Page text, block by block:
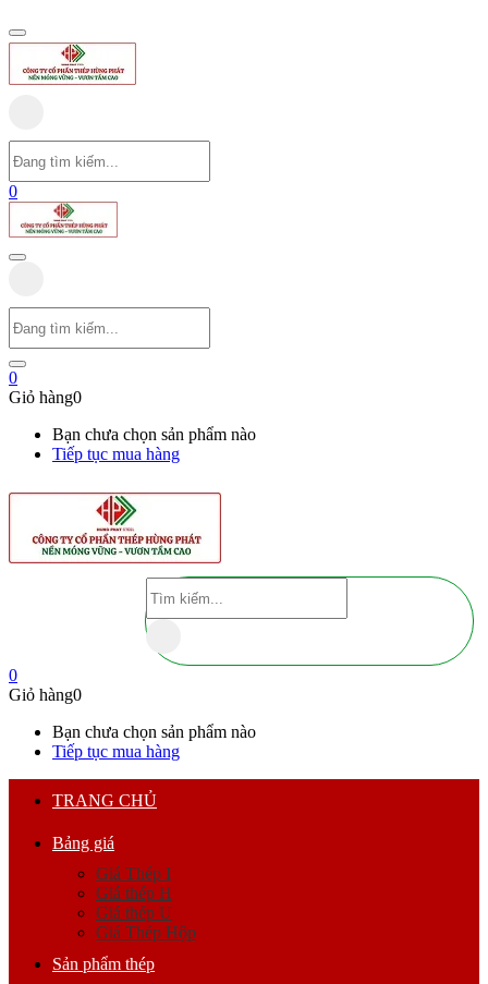
0
0
Giỏ hàng0
Bạn chưa chọn sản phẩm nào
Tiếp tục mua hàng
0
Giỏ hàng0
Bạn chưa chọn sản phẩm nào
Tiếp tục mua hàng
TRANG CHỦ
Bảng giá
Giá Thép I
Giá thép H
Giá thép U
Giá Thép Hộp
Sản phẩm thép